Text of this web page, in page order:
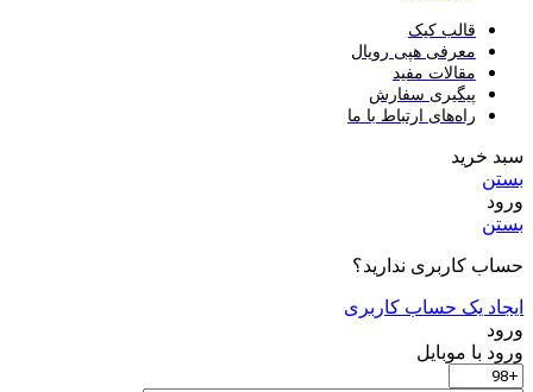
قالب کیک
معرفی هپی رویال
مقالات مفید
پیگیری سفارش
راه‌های ارتباط با ما
سبد خرید
بستن
ورود
بستن
حساب کاربری ندارید؟
ایجاد یک حساب کاربری
ورود
ورود با موبایل